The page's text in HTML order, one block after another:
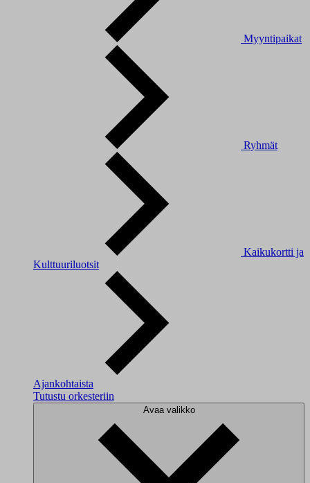
Myyntipaikat
Ryhmät
Kaikukortti ja
Kulttuuriluotsit
Ajankohtaista
Tutustu orkesteriin
Avaa valikko